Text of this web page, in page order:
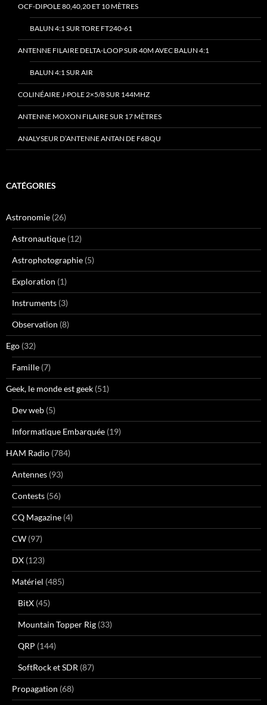
OCF-DIPOLE 80,40,20 ET 10 MÈTRES
BALUN 4:1 SUR TORE FT240-61
ANTENNE FILAIRE DELTA-LOOP SUR 40M AVEC BALUN 4:1
BALUN 4:1 SUR AIR
COLINÉAIRE J-POLE 2×5/8 SUR 144MHZ
ANTENNE MOXON FILAIRE SUR 17 MÈTRES
ANALYSEUR D’ANTENNE ANTAN DE F6BQU
CATÉGORIES
Astronomie (26)
Astronautique (12)
Astrophotographie (5)
Exploration (1)
Instruments (3)
Observation (8)
Ego (32)
Famille (7)
Geek, le monde est geek (51)
Dev web (5)
Informatique Embarquée (19)
HAM Radio (784)
Antennes (93)
Contests (56)
CQ Magazine (4)
CW (97)
DX (123)
Matériel (485)
BitX (45)
Mountain Topper Rig (33)
QRP (144)
SoftRock et SDR (87)
Propagation (68)